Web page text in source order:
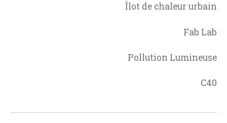
Îlot de chaleur urbain
Fab Lab
Pollution Lumineuse
C40